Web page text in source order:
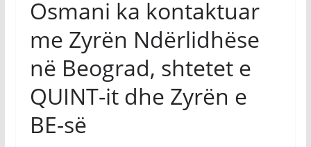
Osmani ka kontaktuar
me Zyrën Ndërlidhëse
në Beograd, shtetet e
QUINT-it dhe Zyrën e
BE-së